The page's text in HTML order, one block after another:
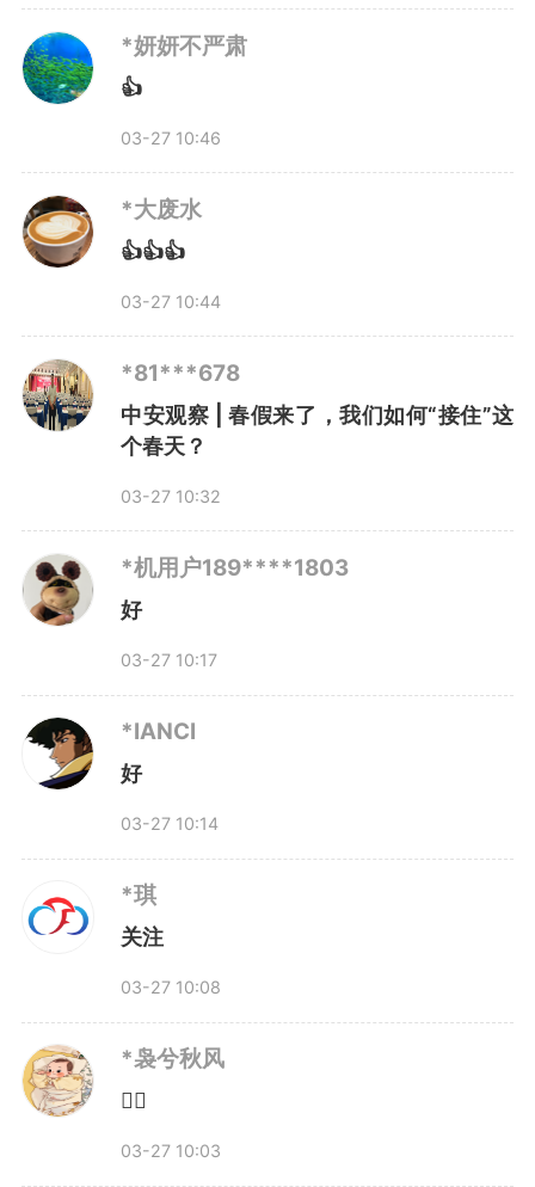
当然，春假的落地，不可能一
蹴而就。
有家长坦言，公益托管名额够
不够？会不会又是一场“拼手速”？
学校托管虽然免费，但“好不容易
放假了，又送回学校，孩子怎么
至于用人单位“优先满足有未
成年子女职工休假需求”，中小微
企业确实面临现实困难。但更重要
的是，这些困难正在被看见、被讨
论、被解决。
2026年政府工作报告首次将
中小学春秋假写入其中，与“落实
职工带薪错峰休假制度”并列部
署。这种表述位置，释放了一个强
烈信号：春秋假的推广，从来不是
教育部门的“独角戏”，而是需要全
*妍妍不严肃
👍
03-27 10:46
*大废水
👍👍👍
03-27 10:44
*81***678
中安观察 | 春假来了，我们如何“接住”这
个春天？
03-27 10:32
*机用户189****1803
好
03-27 10:17
*IANCI
好
03-27 10:14
*琪
关注
03-27 10:08
*袅兮秋风
👍🏻
03-27 10:03